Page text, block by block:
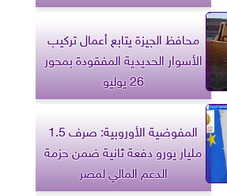
محافظ الجيزة يتابع أعمال تركيب
الأسوار الحديدية المفقودة بمحور
26 يوليو
المفوضية الأوروبية: صرف 1.5
مليار يورو دفعة ثانية ضمن حزمة
الدعم المالي لمصر